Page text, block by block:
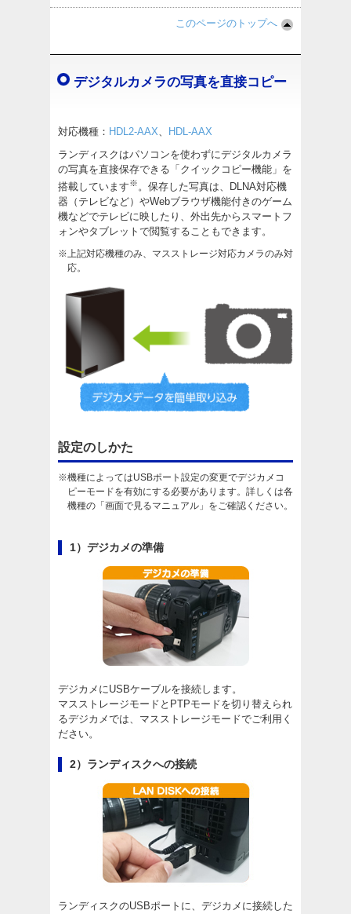
このページのトップへ
デジタルカメラの写真を直接コピー
対応機種： HDL2-AAX
HDL-AAX
ランディスクはパソコンを使わずにデジタルカメラ
の写真を直接保存できる「クイックコピー機能」を
搭載しています※。保存した写真は、DLNA対応機
器（テレビなど）やWebブラウザ機能付きのゲーム
機などでテレビに映したり、外出先からスマートフ
ォンやタブレットで閲覧することもできます。
※上記対応機種のみ、マスストレージ対応カメラのみ対
応。
設定のしかた
※機種によってはUSBポート設定の変更でデジカメコ
ピーモードを有効にする必要があります。詳しくは各
機種の「画面で見るマニュアル」をご確認ください。
1）デジカメの準備
デジカメにUSBケーブルを接続します。
マスストレージモードとPTPモードを切り替えられ
るデジカメでは、マスストレージモードでご利用く
ださい。
2）ランディスクへの接続
ランディスクのUSBポートに、デジカメに接続した